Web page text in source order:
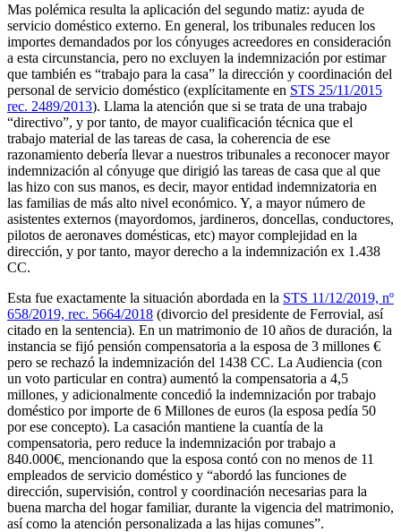
Mas polémica resulta la aplicación del segundo matiz: ayuda de
servicio doméstico externo. En general, los tribunales reducen los
importes demandados por los cónyuges acreedores en consideración
a esta circunstancia, pero no excluyen la indemnización por estimar
que también es “trabajo para la casa” la dirección y coordinación del
personal de servicio doméstico (explícitamente en STS 25/11/2015
rec. 2489/2013). Llama la atención que si se trata de una trabajo
“directivo”, y por tanto, de mayor cualificación técnica que el
trabajo material de las tareas de casa, la coherencia de ese
razonamiento debería llevar a nuestros tribunales a reconocer mayor
indemnización al cónyuge que dirigió las tareas de casa que al que
las hizo con sus manos, es decir, mayor entidad indemnizatoria en
las familias de más alto nivel económico. Y, a mayor número de
asistentes externos (mayordomos, jardineros, doncellas, conductores,
pilotos de aeronaves domésticas, etc) mayor complejidad en la
dirección, y por tanto, mayor derecho a la indemnización ex 1.438
CC.
Esta fue exactamente la situación abordada en la STS 11/12/2019, nº
658/2019, rec. 5664/2018 (divorcio del presidente de Ferrovial, así
citado en la sentencia). En un matrimonio de 10 años de duración, la
instancia se fijó pensión compensatoria a la esposa de 3 millones €
pero se rechazó la indemnización del 1438 CC. La Audiencia (con
un voto particular en contra) aumentó la compensatoria a 4,5
millones, y adicionalmente concedió la indemnización por trabajo
doméstico por importe de 6 Millones de euros (la esposa pedía 50
por ese concepto). La casación mantiene la cuantía de la
compensatoria, pero reduce la indemnización por trabajo a
840.000€, mencionando que la esposa contó con no menos de 11
empleados de servicio doméstico y “abordó las funciones de
dirección, supervisión, control y coordinación necesarias para la
buena marcha del hogar familiar, durante la vigencia del matrimonio,
así como la atención personalizada a las hijas comunes”.